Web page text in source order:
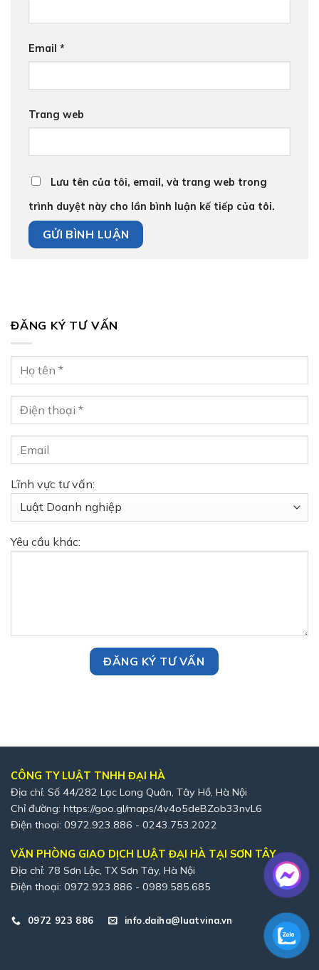
Email *
Trang web
Lưu tên của tôi, email, và trang web trong
trình duyệt này cho lần bình luận kế tiếp của tôi.
ĐĂNG KÝ TƯ VẤN
Lĩnh vực tư vấn:
Yêu cầu khác:
CÔNG TY LUẬT TNHH ĐẠI HÀ
Địa chỉ: Số 44/282 Lạc Long Quân, Tây Hồ, Hà Nội
Chỉ đường: https://goo.gl/maps/4v4o5deBZob33nvL6
Điện thoại: 0972.923.886 - 0243.753.2022
VĂN PHÒNG GIAO DỊCH LUẬT ĐẠI HÀ TẠI SƠN TÂY
Địa chỉ: 78 Sơn Lộc, TX Sơn Tây, Hà Nội
Điện thoại: 0972.923.886 - 0989.585.685
0972 923 886 info.daiha@luatvina.vn